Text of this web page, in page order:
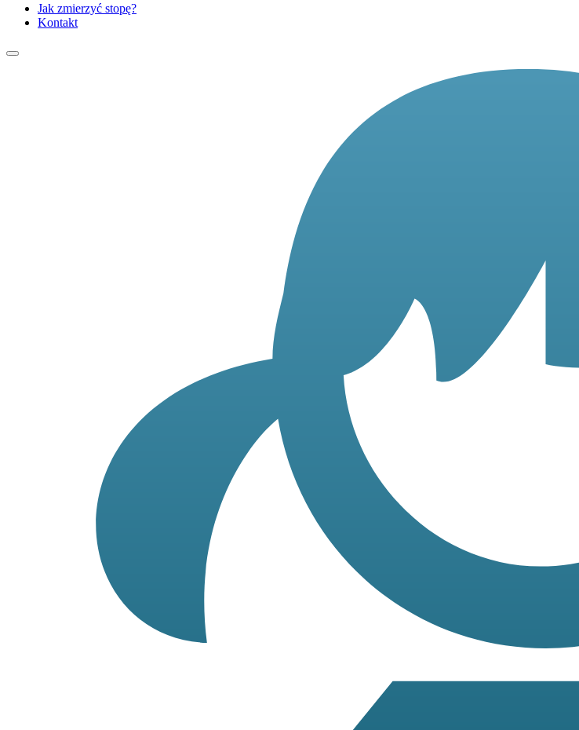
Jak zmierzyć stopę?
Kontakt